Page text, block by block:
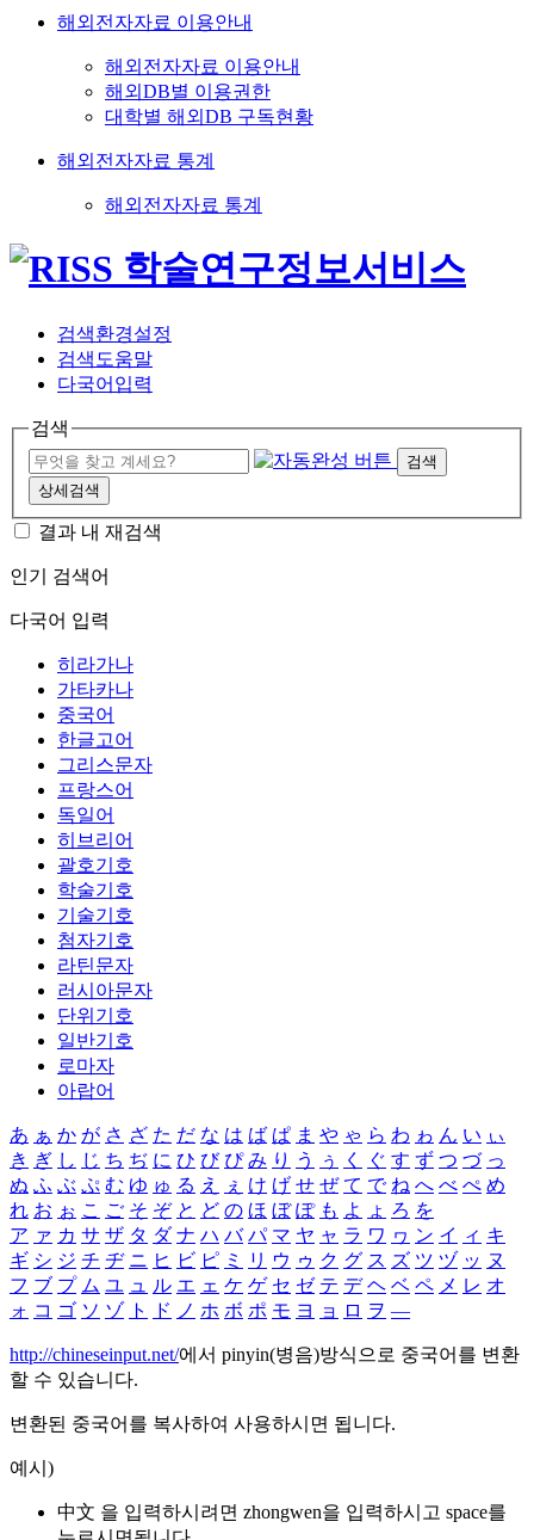
해외전자자료 이용안내
해외전자자료 이용안내
해외DB별 이용권한
대학별 해외DB 구독현황
해외전자자료 통계
해외전자자료 통계
검색환경설정
검색도움말
다국어입력
검색
검색
상세검색
결과 내 재검색
인기 검색어
다국어 입력
히라가나
가타카나
중국어
한글고어
그리스문자
프랑스어
독일어
히브리어
괄호기호
학술기호
기술기호
첨자기호
라틴문자
러시아문자
단위기호
일반기호
로마자
아랍어
あ ぁ か が さ ざ た だ な は ば ぱ ま や ゃ ら わ ゎ ん い ぃ
き ぎ し じ ち ぢ に ひ び ぴ み り う ぅ く ぐ す ず つ づ っ
ぬ ふ ぶ ぷ む ゆ ゅ る え ぇ け げ せ ぜ て で ね へ べ ぺ め
れ お ぉ こ ご そ ぞ と ど の ほ ぼ ぽ も よ ょ ろ を
ア ァ カ サ ザ タ ダ ナ ハ バ パ マ ヤ ャ ラ ワ ヮ ン イ ィ キ
ギ シ ジ チ ヂ ニ ヒ ビ ピ ミ リ ウ ゥ ク グ ス ズ ツ ヅ ッ ヌ
フ ブ プ ム ユ ュ ル エ ェ ケ ゲ セ ゼ テ デ ヘ ベ ペ メ レ オ
ォ コ ゴ ソ ゾ ト ド ノ ホ ボ ポ モ ヨ ョ ロ ヲ ―
http://chineseinput.net/에서 pinyin(병음)방식으로 중국어를 변환
할 수 있습니다.
변환된 중국어를 복사하여 사용하시면 됩니다.
예시)
中文 을 입력하시려면 zhongwen을 입력하시고 space를